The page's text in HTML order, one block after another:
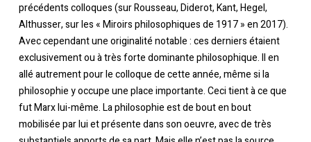
précédents colloques (sur Rousseau, Diderot, Kant, Hegel,
Althusser, sur les « Miroirs philosophiques de 1917 » en 2017).
Avec cependant une originalité notable : ces derniers étaient
exclusivement ou à très forte dominante philosophique. Il en
allé autrement pour le colloque de cette année, même si la
philosophie y occupe une place importante. Ceci tient à ce que
fut Marx lui-même. La philosophie est de bout en bout
mobilisée par lui et présente dans son oeuvre, avec de très